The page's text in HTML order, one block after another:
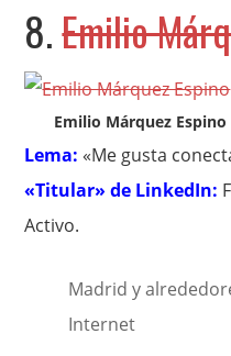
8.Emilio
Emilio Márquez Espino
Lema: «Me gusta
«Titular» de LinkedIn:
Activo.
Madrid y
Internet